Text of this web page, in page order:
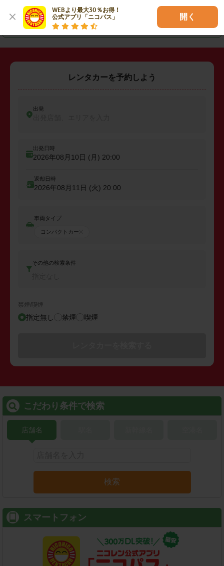
WEBより最大30％お得！
公式アプリ「ニコパス」
開く
・ 諫早市 ・大村市
レンタカーを予約しよう
出発
出発日時
2026年08月10日 (月) 20:00
返却日時
2026年08月11日 (火) 20:00
車両タイプ
コンパクトカー
その他の検索条件
禁煙/喫煙
指定無し 禁煙 喫煙
こだわり条件で検索
店舗名
検索
スマートフォン